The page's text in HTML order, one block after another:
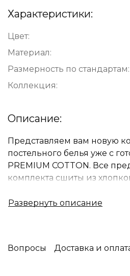
Характеристики:
Цвет:
Материал:
Размерность по стандартам:
Коллекция:
Описание:
Представляем вам новую
постельного белья уже с
PREMIUM COTTON. Все
комплекта сшиты из
использования круглый
Вопросы Доставка и